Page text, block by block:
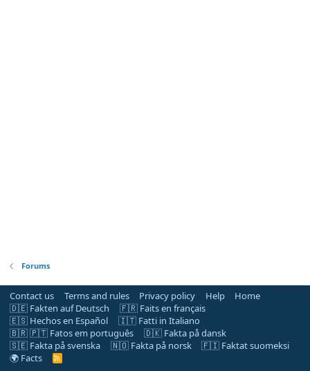
Forums
Contact us Terms and rules Privacy policy Help
Home
🇩🇪 Fakten auf Deutsch
🇫🇷 Faits en français
🇪🇸 Hechos en Español
🇮🇹 Fatti in Italiano
🇧🇷 🇵🇹 Fatos em português
🇩🇰 Fakta på dansk
🇸🇪 Fakta på svenska
🇳🇴 Fakta på norsk
🇫🇮 Faktat suomeksi
🌍 Facts
R